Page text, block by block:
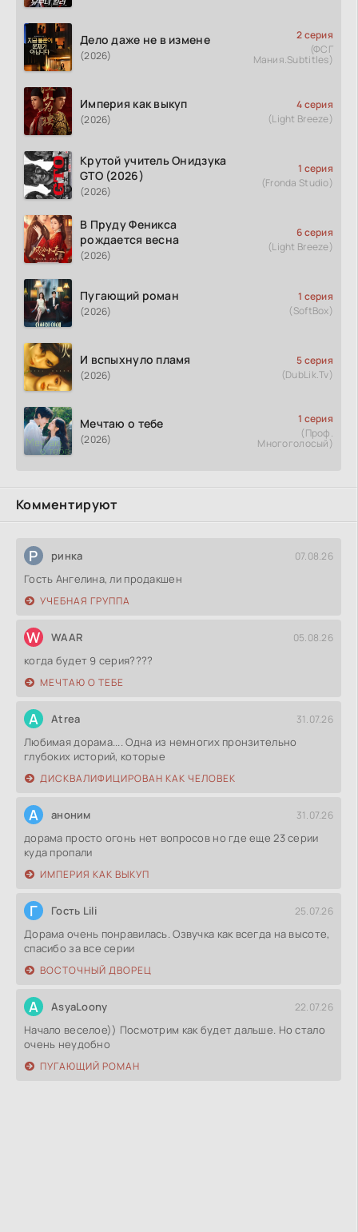
Дело даже не в измене
(2026)
2 серия
(ФСГ
Мания.Subtitles)
Империя как выкуп
(2026)
4 серия
(Light Breeze)
Крутой учитель Онидзука
GTO (2026)
(2026)
1 серия
(Fronda Studio)
В Пруду Феникса
рождается весна
(2026)
6 серия
(Light Breeze)
Пугающий роман
(2026)
1 серия
(SoftBox)
И вспыхнуло пламя
(2026)
5 серия
(DubLik.Tv)
Мечтаю о тебе
(2026)
1 серия
(Проф.
Многоголосый)
Комментируют
Р ринка 07.08.26
Гость Ангелина, ли продакшен
УЧЕБНАЯ ГРУППА
W WAAR 05.08.26
когда будет 9 серия????
МЕЧТАЮ О ТЕБЕ
A Atrea 31.07.26
Любимая дорама.... Одна из немногих пронзительно
глубоких историй, которые
ДИСКВАЛИФИЦИРОВАН КАК ЧЕЛОВЕК
А аноним 31.07.26
дорама просто огонь нет вопросов но где еще 23 серии
куда пропали
ИМПЕРИЯ КАК ВЫКУП
Г Гость Lili 25.07.26
Дорама очень понравилась. Озвучка как всегда на высоте,
спасибо за все серии
ВОСТОЧНЫЙ ДВОРЕЦ
A AsyaLoony 22.07.26
Начало веселое)) Посмотрим как будет дальше. Но стало
очень неудобно
ПУГАЮЩИЙ РОМАН